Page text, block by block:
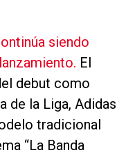
siendo
El
debut como
de la Liga, Adidas
tradicional
“La Banda